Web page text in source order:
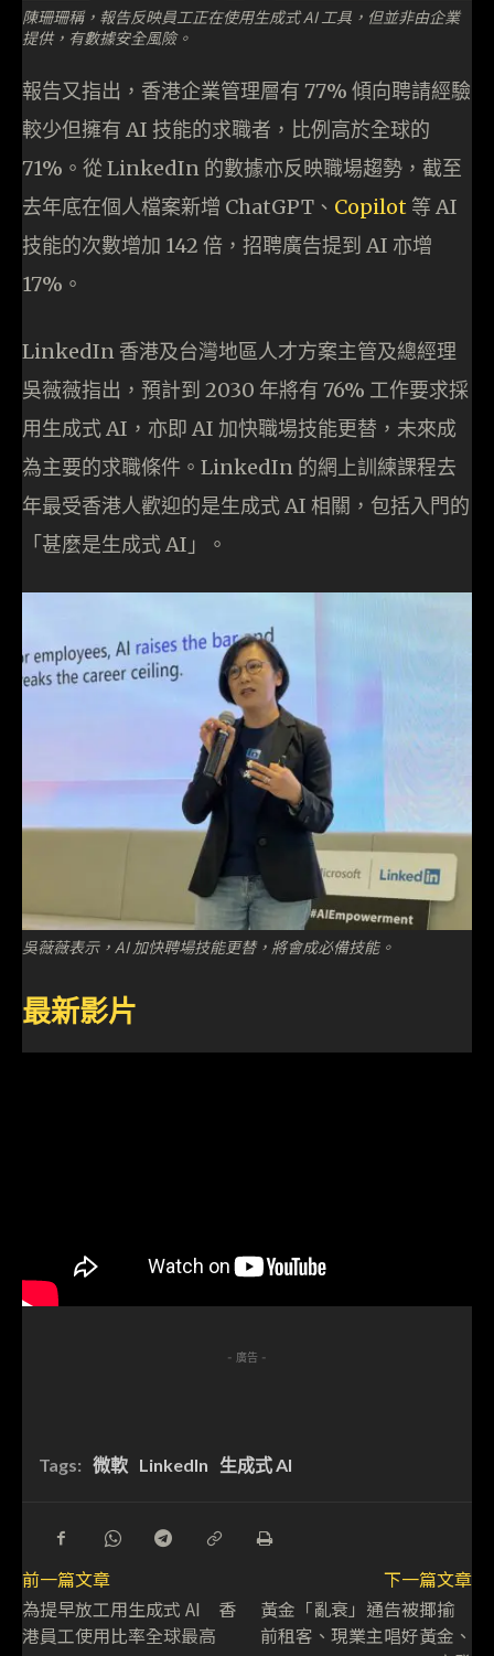
陳珊珊稱，報告反映員工正在使用生成式 AI 工具，但並非由企業
提供，有數據安全風險。
報告又指出，香港企業管理層有 77% 傾向聘請經驗
較少但擁有 AI 技能的求職者，比例高於全球的
71%。從 LinkedIn 的數據亦反映職場趨勢，截至
去年底在個人檔案新增 ChatGPT、 Copilot 等 AI
技能的次數增加 142 倍，招聘廣告提到 AI 亦增
17%。
LinkedIn 香港及台灣地區人才方案主管及總經理
吳薇薇指出，預計到 2030 年將有 76% 工作要求採
用生成式 AI，亦即 AI 加快職場技能更替，未來成
為主要的求職條件。LinkedIn 的網上訓練課程去
年最受香港人歡迎的是生成式 AI 相關，包括入門的
「甚麼是生成式 AI」。
吳薇薇表示，AI 加快聘場技能更替，將會成必備技能。
最新影片
- 廣告 -
Tags: 微軟 LinkedIn 生成式 AI
前一篇文章
為提早放工用生成式 AI 香
港員工使用比率全球最高
下一篇文章
黃金「亂衰」通告被揶揄
前租客、現業主唱好黃金、